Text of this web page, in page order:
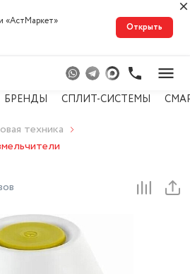
«АстМарке‪т‬»
Открыть
БРЕНДЫ СПЛИТ-СИСТЕМЫ
техника